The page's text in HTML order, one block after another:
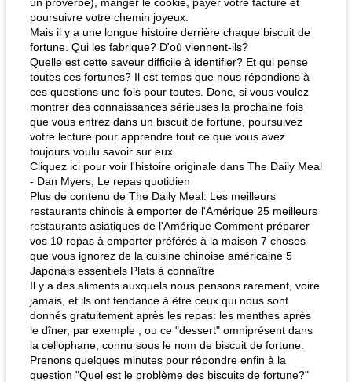
poursuivre votre chemin joyeux.
Mais il y a une longue histoire derrière chaque biscuit de
fortune. Qui les fabrique? D'où viennent-ils?
Quelle est cette saveur difficile à identifier? Et qui pense
toutes ces fortunes? Il est temps que nous répondions à
ces questions une fois pour toutes. Donc, si vous voulez
montrer des connaissances sérieuses la prochaine fois
que vous entrez dans un biscuit de fortune, poursuivez
votre lecture pour apprendre tout ce que vous avez
toujours voulu savoir sur eux.
Cliquez ici pour voir l'histoire originale dans The Daily Meal
- Dan Myers, Le repas quotidien
Plus de contenu de The Daily Meal: Les meilleurs
restaurants chinois à emporter de l'Amérique 25 meilleurs
restaurants asiatiques de l'Amérique Comment préparer
vos 10 repas à emporter préférés à la maison 7 choses
que vous ignorez de la cuisine chinoise américaine 5
Japonais essentiels Plats à connaître
Il y a des aliments auxquels nous pensons rarement, voire
jamais, et ils ont tendance à être ceux qui nous sont
donnés gratuitement après les repas: les menthes après
le dîner, par exemple , ou ce "dessert" omniprésent dans
la cellophane, connu sous le nom de biscuit de fortune.
Prenons quelques minutes pour répondre enfin à la
question "Quel est le problème des biscuits de fortune?"